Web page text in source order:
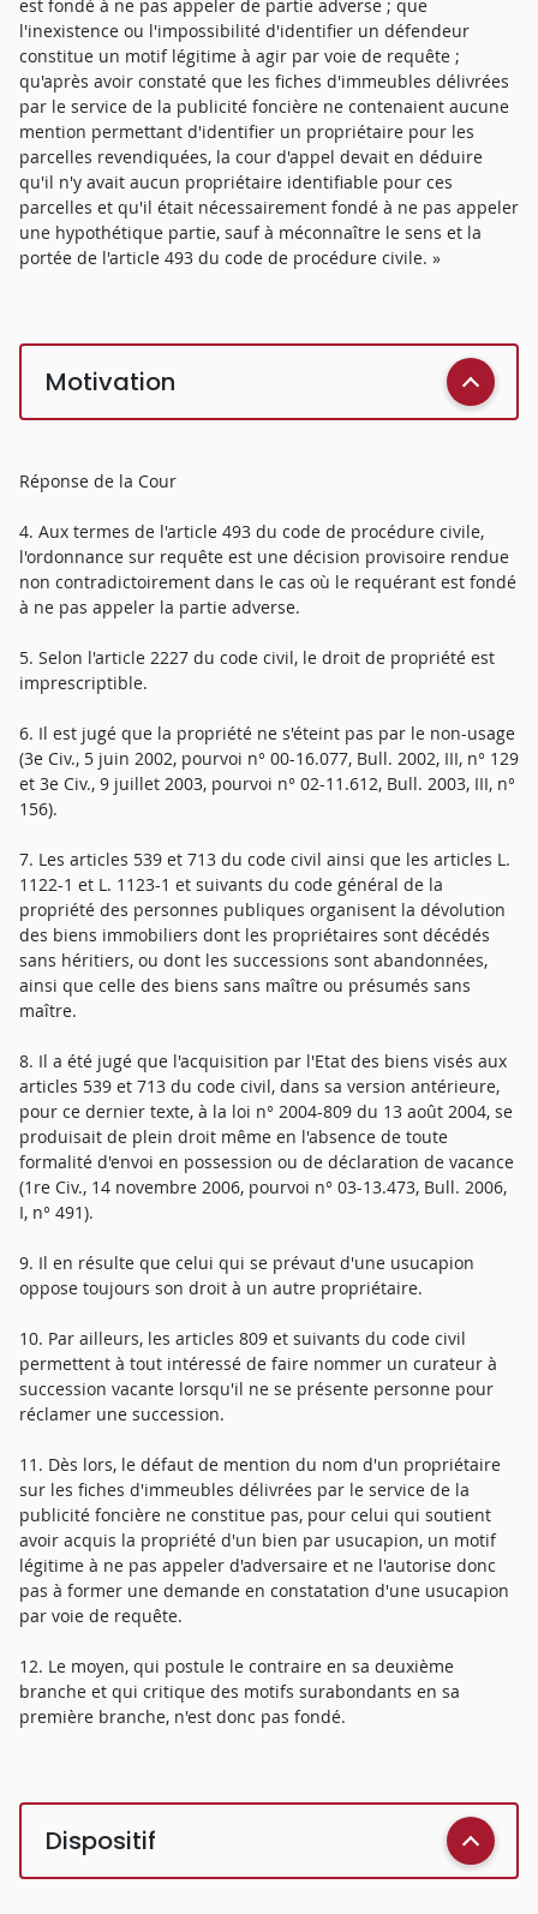
est fondé à ne pas appeler de partie adverse ; que
l'inexistence ou l'impossibilité d'identifier un défendeur
constitue un motif légitime à agir par voie de requête ;
qu'après avoir constaté que les fiches d'immeubles délivrées
par le service de la publicité foncière ne contenaient aucune
mention permettant d'identifier un propriétaire pour les
parcelles revendiquées, la cour d'appel devait en déduire
qu'il n'y avait aucun propriétaire identifiable pour ces
parcelles et qu'il était nécessairement fondé à ne pas appeler
une hypothétique partie, sauf à méconnaître le sens et la
portée de l'article 493 du code de procédure civile. »
Motivation
Réponse de la Cour
4. Aux termes de l'article 493 du code de procédure civile,
l'ordonnance sur requête est une décision provisoire rendue
non contradictoirement dans le cas où le requérant est fondé
à ne pas appeler la partie adverse.
5. Selon l'article 2227 du code civil, le droit de propriété est
imprescriptible.
6. Il est jugé que la propriété ne s'éteint pas par le non-usage
(3e Civ., 5 juin 2002, pourvoi n° 00-16.077, Bull. 2002, III, n° 129
et 3e Civ., 9 juillet 2003, pourvoi n° 02-11.612, Bull. 2003, III, n°
156).
7. Les articles 539 et 713 du code civil ainsi que les articles L.
1122-1 et L. 1123-1 et suivants du code général de la
propriété des personnes publiques organisent la dévolution
des biens immobiliers dont les propriétaires sont décédés
sans héritiers, ou dont les successions sont abandonnées,
ainsi que celle des biens sans maître ou présumés sans
maître.
8. Il a été jugé que l'acquisition par l'Etat des biens visés aux
articles 539 et 713 du code civil, dans sa version antérieure,
pour ce dernier texte, à la loi n° 2004-809 du 13 août 2004, se
produisait de plein droit même en l'absence de toute
formalité d'envoi en possession ou de déclaration de vacance
(1re Civ., 14 novembre 2006, pourvoi n° 03-13.473, Bull. 2006,
I, n° 491).
9. Il en résulte que celui qui se prévaut d'une usucapion
oppose toujours son droit à un autre propriétaire.
10. Par ailleurs, les articles 809 et suivants du code civil
permettent à tout intéressé de faire nommer un curateur à
succession vacante lorsqu'il ne se présente personne pour
réclamer une succession.
11. Dès lors, le défaut de mention du nom d'un propriétaire
sur les fiches d'immeubles délivrées par le service de la
publicité foncière ne constitue pas, pour celui qui soutient
avoir acquis la propriété d'un bien par usucapion, un motif
légitime à ne pas appeler d'adversaire et ne l'autorise donc
pas à former une demande en constatation d'une usucapion
par voie de requête.
12. Le moyen, qui postule le contraire en sa deuxième
branche et qui critique des motifs surabondants en sa
première branche, n'est donc pas fondé.
Dispositif